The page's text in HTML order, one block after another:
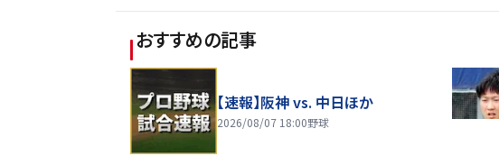
おすすめの記事
【速報】阪神 vs. 中日ほか
2026/08/07 18:00野球